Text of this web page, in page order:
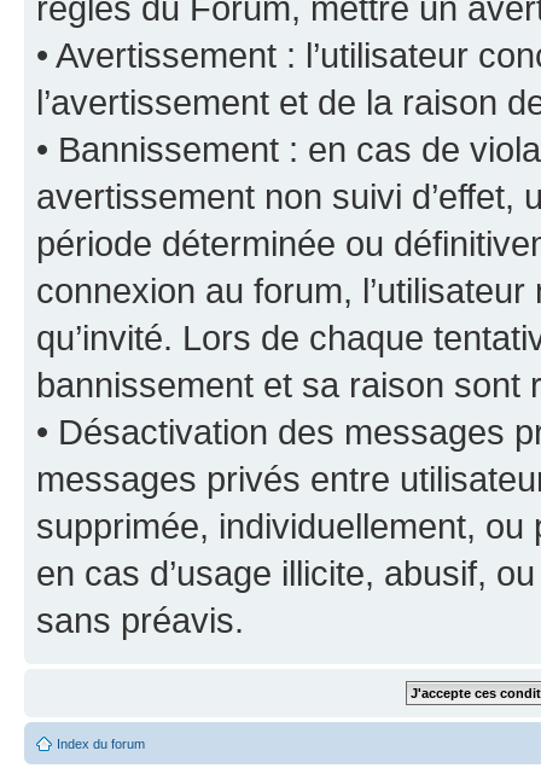
• Avertissement : l’utilisateur
l’avertissement et de la raison
• Bannissement : en cas de
avertissement non suivi d’effet,
période déterminée ou
connexion au forum,
qu’invité. Lors de chaque
bannissement et sa raison sont
• Désactivation des messages
messages privés entre
supprimée, individuellement, ou
en cas d’usage illicite, abusif,
sans préavis.
Index du forum